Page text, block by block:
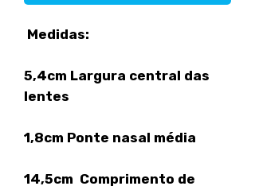
Medidas:
5,4cm Largura central das
lentes
1,8cm Ponte nasal média
14,5cm Comprimento de